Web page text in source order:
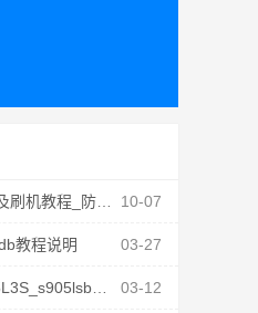
10-07
教程_防丢mac
03-27
教程说明
03-12
固件刷机